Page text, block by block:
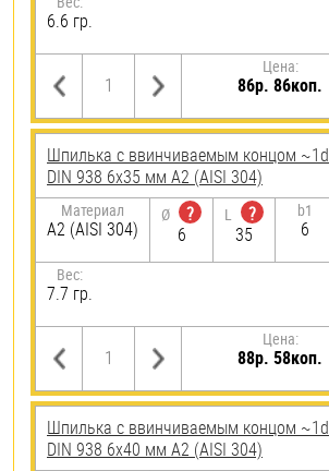
6.6 гр.
Цена:
86р. 86коп.
Шпилька c ввинчиваемым концом ~1d
DIN 938 6х35 мм А2 (AISI 304)
Материал
А2 (AISI 304)
Ø
?
6
L
?
35
b1
6
Вес:
7.7 гр.
Цена:
88р. 58коп.
Шпилька c ввинчиваемым концом ~1d
DIN 938 6х40 мм А2 (AISI 304)